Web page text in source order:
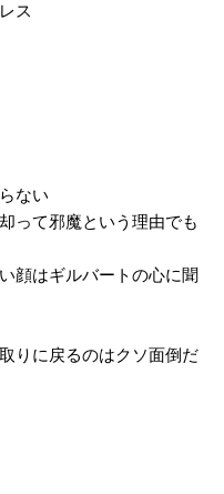
ス
ない
って邪魔という理由でも
顔はギルバートの心に聞
りに戻るのはクソ面倒だ